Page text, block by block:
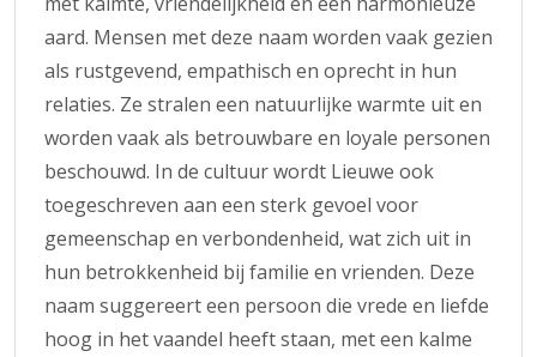
aard. Mensen met deze naam worden vaak gezien
als rustgevend, empathisch en oprecht in hun
relaties. Ze stralen een natuurlijke warmte uit en
worden vaak als betrouwbare en loyale personen
beschouwd. In de cultuur wordt Lieuwe ook
toegeschreven aan een sterk gevoel voor
gemeenschap en verbondenheid, wat zich uit in
hun betrokkenheid bij familie en vrienden. Deze
naam suggereert een persoon die vrede en liefde
hoog in het vaandel heeft staan, met een kalme